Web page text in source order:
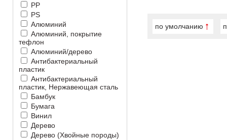
PP
PS
Алюминий
Алюминий, покрытие
тефлон
Алюминий/дерево
Антибактериальный
пластик
Антибактериальный
пластик, Нержавеющая сталь
Бамбук
Бумага
Винил
Дерево
Дерево (Хвойные породы)
по умолчанию